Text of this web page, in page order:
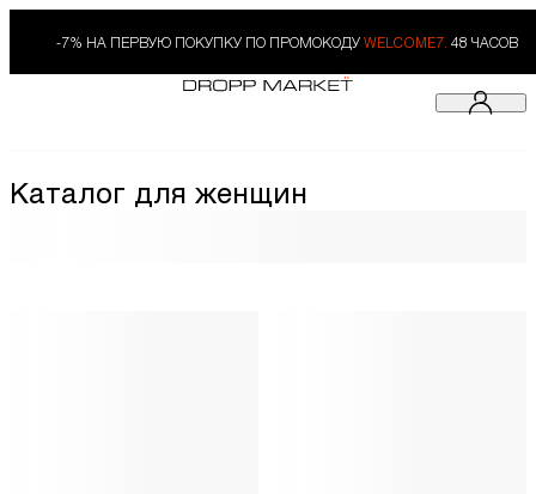
-7% НА ПЕРВУЮ ПОКУПКУ ПО ПРОМОКОДУ WELCOME7. 48 ЧАСОВ
Каталог для женщин